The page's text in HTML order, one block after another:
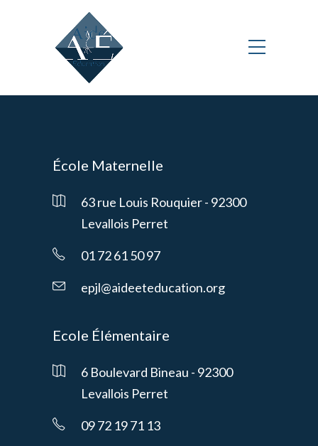
École Maternelle
63 rue Louis Rouquier - 92300
Levallois Perret
01 72 61 50 97
epjl@aideeteducation.org
Ecole Élémentaire
6 Boulevard Bineau - 92300
Levallois Perret
09 72 19 71 13